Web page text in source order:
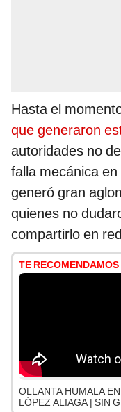
Hasta el
que generaron
autoridades no
falla mecánica
generó gran
quienes no
compartirlo en
TE RECOMENDAMOS
OLLANTA HUMALA
LÓPEZ ALIAGA | SIN